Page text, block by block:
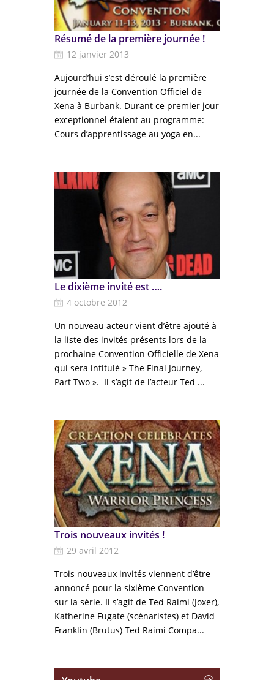
Résumé de la première journée !
12 janvier 2013
Aujourd’hui s’est déroulé la première
journée de la Convention Officiel de
Xena à Burbank. Durant ce premier jour
exceptionnel étaient au programme:
Cours d’apprentissage au yoga en...
Le dixième invité est ….
4 octobre 2012
Un nouveau acteur vient d’être ajouté à
la liste des invités présents lors de la
prochaine Convention Officielle de Xena
qui sera intitulé » The Final Journey,
Part Two ». Il s’agit de l’acteur Ted ...
Trois nouveaux invités !
29 avril 2012
Trois nouveaux invités viennent d’être
annoncé pour la sixième Convention
sur la série. Il s’agit de Ted Raimi (Joxer),
Katherine Fugate (scénaristes) et David
Franklin (Brutus) Ted Raimi Compa...